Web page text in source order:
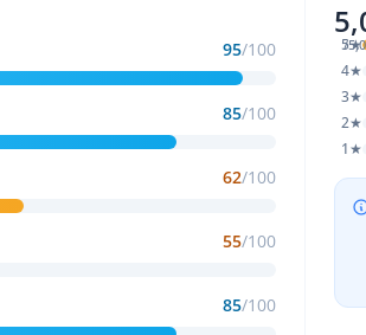
95/100
85/100
62/100
55/100
85/100
/5,0
5★
4★
3★
2★
1★